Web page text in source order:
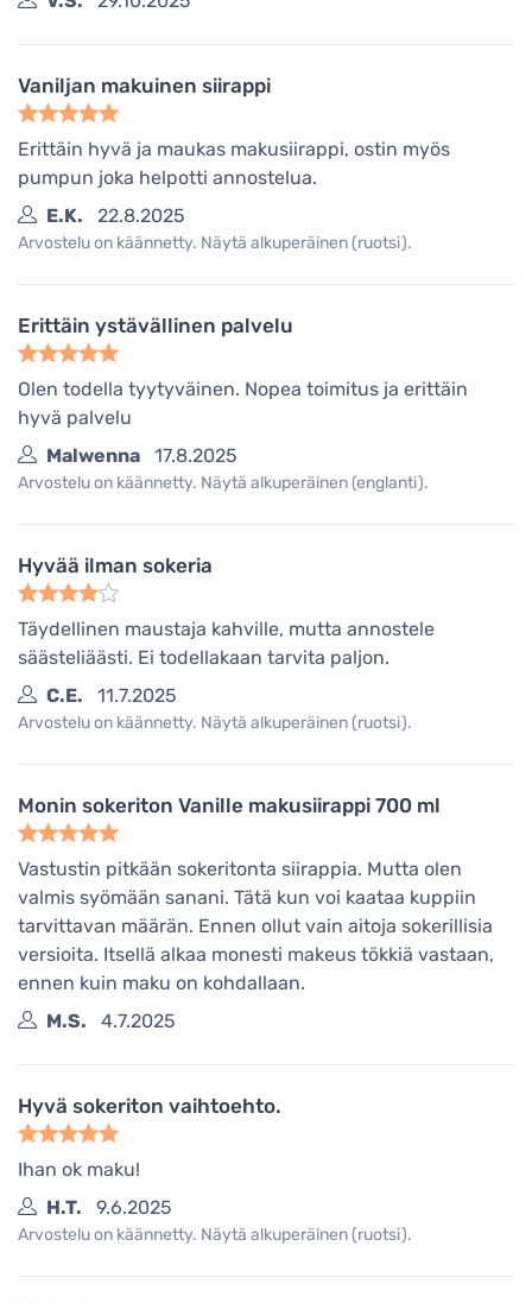
Vaniljan makuinen siirappi
Erittäin hyvä ja maukas makusiirappi, ostin myös
pumpun joka helpotti annostelua.
E.K.
22.8.2025
Arvostelu on käännetty. Näytä alkuperäinen (ruotsi).
Erittäin ystävällinen palvelu
Olen todella tyytyväinen. Nopea toimitus ja erittäin
hyvä palvelu
Malwenna
17.8.2025
Arvostelu on käännetty. Näytä alkuperäinen (englanti).
Hyvää ilman sokeria
Täydellinen maustaja kahville, mutta annostele
säästeliäästi. Ei todellakaan tarvita paljon.
C.E.
11.7.2025
Arvostelu on käännetty. Näytä alkuperäinen (ruotsi).
Monin sokeriton Vanille makusiirappi 700 ml
Vastustin pitkään sokeritonta siirappia. Mutta olen
valmis syömään sanani. Tätä kun voi kaataa kuppiin
tarvittavan määrän. Ennen ollut vain aitoja sokerillisia
versioita. Itsellä alkaa monesti makeus tökkiä vastaan,
ennen kuin maku on kohdallaan.
M.S.
4.7.2025
Hyvä sokeriton vaihtoehto.
Ihan ok maku!
H.T.
9.6.2025
Arvostelu on käännetty. Näytä alkuperäinen (ruotsi).